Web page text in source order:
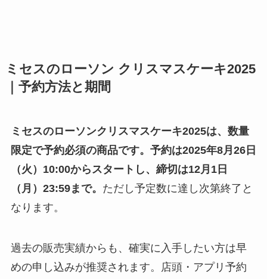
ミセスのローソン クリスマスケーキ2025
｜予約方法と期間
ミセスのローソンクリスマスケーキ2025は、数量
限定で予約必須の商品です。予約は2025年8月26日
（火）10:00からスタートし、締切は12月1日
（月）23:59まで。 ただし予定数に達し次第終了と
なります。
過去の販売実績からも、確実に入手したい方は早
めの申し込みが推奨されます。店頭・アプリ予約